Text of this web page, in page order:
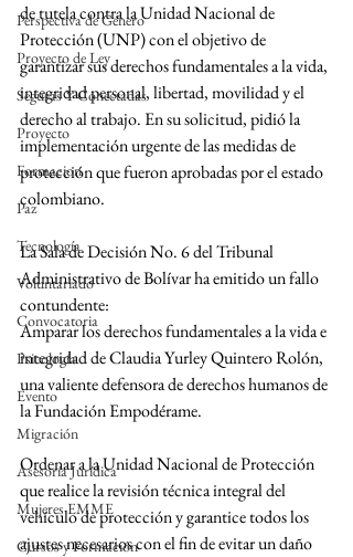
Perspectiva de Género
Proyecto de Ley
Seguras Y Conectadas
Proyecto
Formacion
Paz
Tecnología
Voluntariado
Convocatoria
Psicología
Evento
Migración
Asesoría Jurídica
Mujeres EMME
Cursos y Formación
de tutela contra la Unidad Nacional de
Protección (UNP) con el objetivo de
garantizar sus derechos fundamentales a la vida,
integridad personal, libertad, movilidad y el
derecho al trabajo. En su solicitud, pidió la
implementación urgente de las medidas de
protección que fueron aprobadas por el estado
colombiano.
La Sala de Decisión No. 6 del Tribunal
Administrativo de Bolívar ha emitido un fallo
contundente:
Amparar los derechos fundamentales a la vida e
integridad de Claudia Yurley Quintero Rolón,
una valiente defensora de derechos humanos de
la Fundación Empodérame.
Ordenar a la Unidad Nacional de Protección
que realice la revisión técnica integral del
vehículo de protección y garantice todos los
ajustes necesarios con el fin de evitar un daño